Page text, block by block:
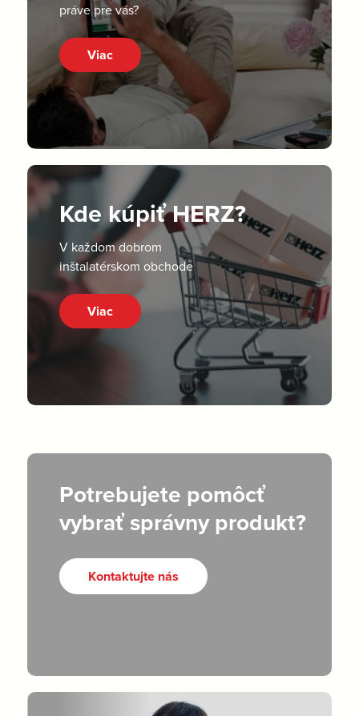
práve pre vás?
Viac
Kde kúpiť HERZ?
V každom dobrom
inštalatérskom obchode
Viac
Potrebujete pomôcť
vybrať správny produkt?
Kontaktujte nás